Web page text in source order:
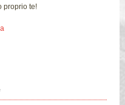
proprio te!